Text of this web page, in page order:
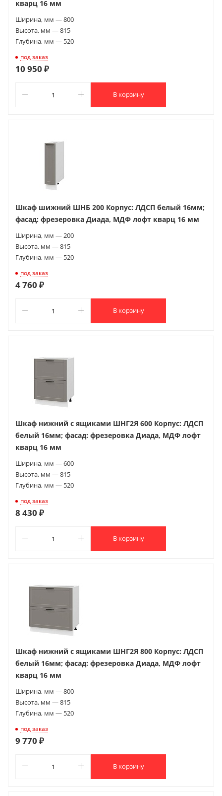
кварц 16 мм
Ширина, мм — 800
Высота, мм — 815
Глубина, мм — 520
под заказ
10 950 ₽
В корзину
Шкаф шижний ШНБ 200 Корпус: ЛДСП белый 16мм;
фасад: фрезеровка Диада, МДФ лофт кварц 16 мм
Ширина, мм — 200
Высота, мм — 815
Глубина, мм — 520
под заказ
4 760 ₽
В корзину
Шкаф нижний с ящиками ШНГ2Я 600 Корпус: ЛДСП
белый 16мм; фасад: фрезеровка Диада, МДФ лофт
кварц 16 мм
Ширина, мм — 600
Высота, мм — 815
Глубина, мм — 520
под заказ
8 430 ₽
В корзину
Шкаф нижний с ящиками ШНГ2Я 800 Корпус: ЛДСП
белый 16мм; фасад: фрезеровка Диада, МДФ лофт
кварц 16 мм
Ширина, мм — 800
Высота, мм — 815
Глубина, мм — 520
под заказ
9 770 ₽
В корзину